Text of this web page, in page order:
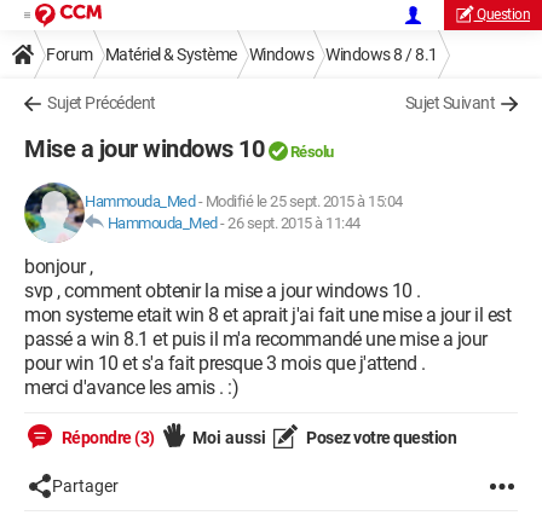
Question
Forum Matériel & Système Windows Windows 8 / 8.1
Sujet Précédent Sujet Suivant
Mise a jour windows 10 Résolu
Hammouda_Med - Modifié le 25 sept. 2015 à 15:04
Hammouda_Med -26 sept. 2015 à 11:44
bonjour ,
svp , comment obtenir la mise a jour windows 10 .
mon systeme etait win 8 et aprait j'ai fait une mise a jour il est
passé a win 8.1 et puis il m'a recommandé une mise a jour
pour win 10 et s'a fait presque 3 mois que j'attend .
merci d'avance les amis . :)
Répondre (3) Moi aussi Posez votre question
Partager